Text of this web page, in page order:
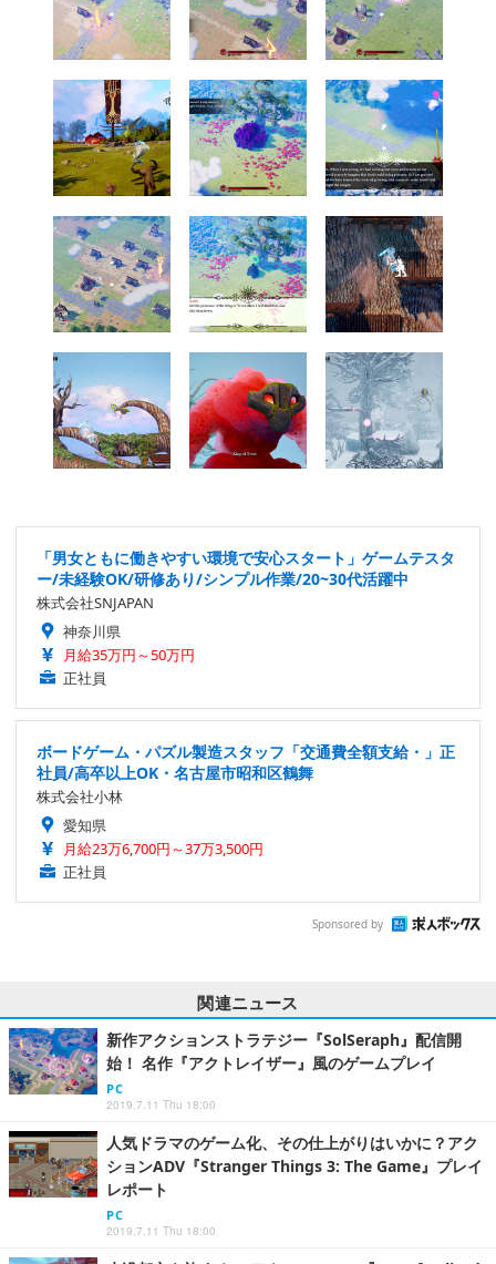
「男女ともに働きやすい環境で安心スタート」ゲームテスタ
ー/未経験OK/研修あり/シンプル作業/20~30代活躍中
株式会社SNJAPAN
神奈川県
月給35万円～50万円
正社員
ボードゲーム・パズル製造スタッフ「交通費全額支給・」正
社員/高卒以上OK・名古屋市昭和区鶴舞
株式会社小林
愛知県
月給23万6,700円～37万3,500円
正社員
Sponsored by
関連ニュース
新作アクションストラテジー『SolSeraph』配信開
始！ 名作『アクトレイザー』風のゲームプレイ
PC
2019.7.11 Thu 18:00
人気ドラマのゲーム化、その仕上がりはいかに？アク
ションADV『Stranger Things 3: The Game』プレイ
レポート
PC
2019.7.11 Thu 18:00